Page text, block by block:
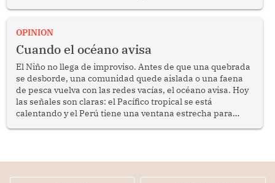
OPINION
Cuando el océano avisa
El Niño no llega de improviso. Antes de que una quebrada
se desborde, una comunidad quede aislada o una faena
de pesca vuelva con las redes vacías, el océano avisa. Hoy
las señales son claras: el Pacífico tropical se está
calentando y el Perú tiene una ventana estrecha para